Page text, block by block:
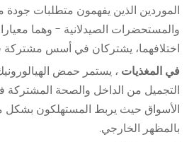
الموردين الذين يفهمون متطلبات
والمستحضرات الصيدلانية - وهما
اختلافهما، يشتركان في أسس مشتركة
في المغذيات ، يستمر حمض
التجميل من الداخل والصحة المشتركة
الأسواق حيث يربط المستهلكون بشكل
بالمظهر الخارجي.